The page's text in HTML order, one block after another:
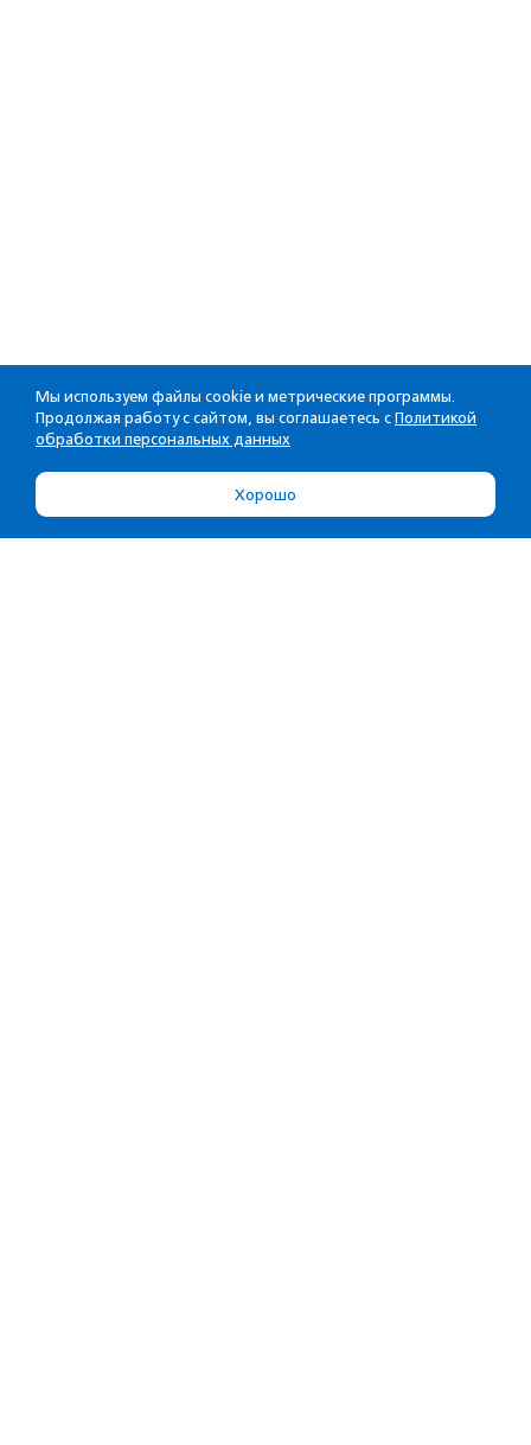
Мы используем файлы cookie и метрические программы.
Продолжая работу с сайтом, вы соглашаетесь с Политикой
обработки персональных данных
Хорошо